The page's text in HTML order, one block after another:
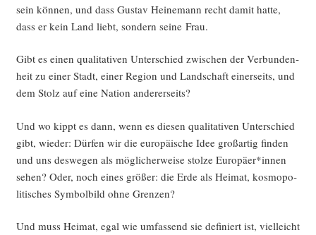
sein kön­nen, und dass Gus­tav Hei­ne­mann recht damit hat­te,
dass er kein Land liebt, son­dern sei­ne Frau.
Gibt es einen qua­li­ta­ti­ven Unter­schied zwi­schen der Ver­bun­den­
heit zu einer Stadt, einer Regi­on und Land­schaft einer­seits, und
dem Stolz auf eine Nati­on andererseits?
Und wo kippt es dann, wenn es die­sen qua­li­ta­ti­ven Unter­schied
gibt, wie­der: Dür­fen wir die euro­päi­sche Idee groß­ar­tig fin­den
und uns des­we­gen als mög­li­cher­wei­se stol­ze Europäer*innen
sehen? Oder, noch eines grö­ßer: die Erde als Hei­mat, kos­mo­po­
li­ti­sches Sym­bol­bild ohne Grenzen?
Und muss Hei­mat, egal wie umfas­send sie defi­niert ist, viel­leicht